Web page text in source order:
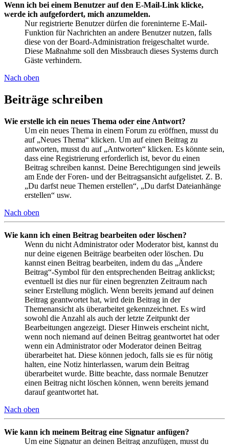
Wenn ich bei einem Benutzer auf den E-Mail-Link klicke,
werde ich aufgefordert, mich anzumelden.
Nur registrierte Benutzer dürfen die foreninterne E-Mail-
Funktion für Nachrichten an andere Benutzer nutzen, falls
diese von der Board-Administration freigeschaltet wurde.
Diese Maßnahme soll den Missbrauch dieses Systems durch
Gäste verhindern.
Nach oben
Beiträge schreiben
Wie erstelle ich ein neues Thema oder eine Antwort?
Um ein neues Thema in einem Forum zu eröffnen, musst du
auf „Neues Thema“ klicken. Um auf einen Beitrag zu
antworten, musst du auf „Antworten“ klicken. Es könnte sein,
dass eine Registrierung erforderlich ist, bevor du einen
Beitrag schreiben kannst. Deine Berechtigungen sind jeweils
am Ende der Foren- und der Beitragsansicht aufgelistet. Z. B.
„Du darfst neue Themen erstellen“, „Du darfst Dateianhänge
erstellen“ usw.
Nach oben
Wie kann ich einen Beitrag bearbeiten oder löschen?
Wenn du nicht Administrator oder Moderator bist, kannst du
nur deine eigenen Beiträge bearbeiten oder löschen. Du
kannst einen Beitrag bearbeiten, indem du das „Ändere
Beitrag“-Symbol für den entsprechenden Beitrag anklickst;
eventuell ist dies nur für einen begrenzten Zeitraum nach
seiner Erstellung möglich. Wenn bereits jemand auf deinen
Beitrag geantwortet hat, wird dein Beitrag in der
Themenansicht als überarbeitet gekennzeichnet. Es wird
sowohl die Anzahl als auch der letzte Zeitpunkt der
Bearbeitungen angezeigt. Dieser Hinweis erscheint nicht,
wenn noch niemand auf deinen Beitrag geantwortet hat oder
wenn ein Administrator oder Moderator deinen Beitrag
überarbeitet hat. Diese können jedoch, falls sie es für nötig
halten, eine Notiz hinterlassen, warum dein Beitrag
überarbeitet wurde. Bitte beachte, dass normale Benutzer
einen Beitrag nicht löschen können, wenn bereits jemand
darauf geantwortet hat.
Nach oben
Wie kann ich meinem Beitrag eine Signatur anfügen?
Um eine Signatur an deinen Beitrag anzufügen, musst du